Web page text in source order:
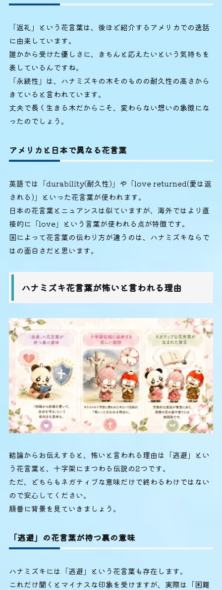
「返礼」という花言葉は、後ほど紹介するアメリカでの逸話
に由来しています。
誰かから受けた優しさに、きちんと応えたいという気持ちを
表しているんですね。
「永続性」は、ハナミズキの木そのものの耐久性の高さから
きていると言われています。
丈夫で長く生きる木だからこそ、変わらない想いの象徴にな
ったのでしょう。
アメリカと日本で異なる花言葉
英語では「durability(耐久性)」や「love returned(愛は返
される)」といった花言葉が使われます。
日本の花言葉とニュアンスは似ていますが、海外ではより直
接的に「love」という言葉が使われる点が特徴です。
国によって花言葉の伝わり方が違うのは、ハナミズキならで
はの面白さだと思います。
ハナミズキ花言葉が怖いと言われる理由
結論からお伝えすると、怖いと言われる理由は「逃避」とい
う花言葉と、十字架にまつわる伝説の2つです。
ただ、どちらもネガティブな意味だけで終わるわけではない
ので安心してください。
順番に背景を見ていきましょう。
「逃避」の花言葉が持つ裏の意味
ハナミズキには「逃避」という花言葉も存在します。
これだけ聞くとマイナスな印象を受けますが、実際は「困難